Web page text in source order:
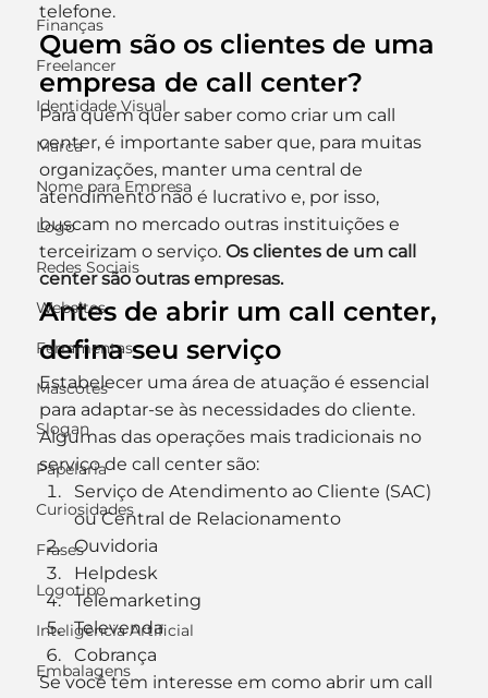
Finanças
Freelancer
Identidade Visual
Marca
Nome para Empresa
Logo
Redes Sociais
Websites
Ferramentas
Mascotes
Slogan
Papelaria
Curiosidades
Frases
Logotipo
Inteligência Artificial
Embalagens
telefone.
Quem são os clientes de uma
empresa de call center?
Para quem quer saber como criar um call
center, é importante saber que, para muitas
organizações, manter uma central de
atendimento não é lucrativo e, por isso,
buscam no mercado outras instituições e
terceirizam o serviço. Os clientes de um call
center são outras empresas.
Antes de abrir um call center,
defina seu serviço
Estabelecer uma área de atuação é essencial
para adaptar-se às necessidades do cliente.
Algumas das operações mais tradicionais no
serviço de call center são:
Serviço de Atendimento ao Cliente (SAC)
ou Central de Relacionamento
Ouvidoria
Helpdesk
Telemarketing
Televenda
Cobrança
Se você tem interesse em como abrir um call